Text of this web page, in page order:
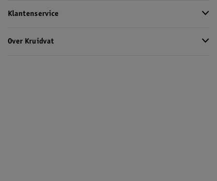
Klantenservice
Over Kruidvat